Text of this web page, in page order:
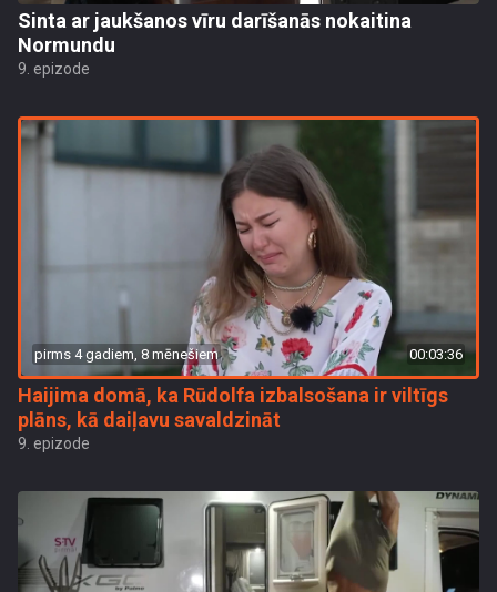
Sinta ar jaukšanos vīru darīšanās nokaitina
Normundu
9. epizode
pirms 4 gadiem, 8 mēnešiem 00:03:36
Haijima domā, ka Rūdolfa izbalsošana ir viltīgs
plāns, kā daiļavu savaldzināt
9. epizode